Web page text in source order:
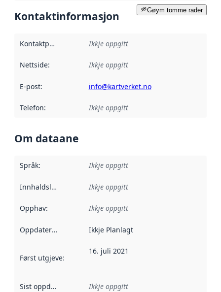
Gøym tomme rader
Kontaktinformasjon
Kontaktpunkt Ikkje oppgitt
Nettside: Ikkje oppgitt
E-post: info@kartverket.no
Telefon: Ikkje oppgitt
Om dataane
Språk: Ikkje oppgitt
Innhaldsleverandørar :
Ikkje oppgitt
Opphav: Ikkje oppgitt
Oppdateringsfrekvens :
Ikkje Planlagt
Først utgjeve: Denne datoen seier når dataa i dette
16. juli 2021
Sist oppdatert Ikkje oppgitt